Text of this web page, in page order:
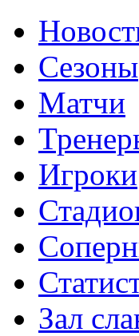
Сезоны
Матчи
Игроки
Зал